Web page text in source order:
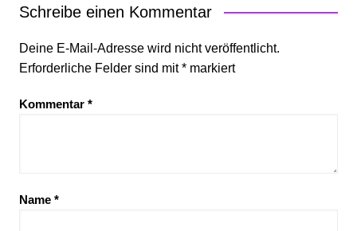
Schreibe einen Kommentar
Deine E-Mail-Adresse wird nicht veröffentlicht.
Erforderliche Felder sind mit*markiert
Kommentar *
Name *